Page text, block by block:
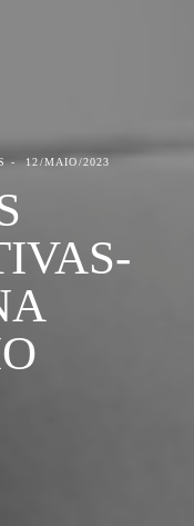
12/MAIO/2023